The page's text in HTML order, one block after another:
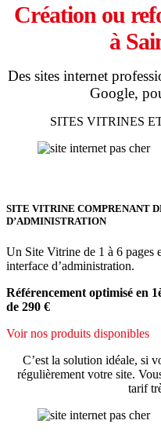
Création ou
à
Des sites internet
Google,
SITES VITRINES
SITE VITRINE COMPRENANT
D’ADMINISTRATION
Un Site Vitrine de 1 à 6 pages
interface d’administration.
Référencement optimisé en
de 290 €
Voir nos produits disponibles
C’est la solution idéale, si
régulièrement votre site.
tarif